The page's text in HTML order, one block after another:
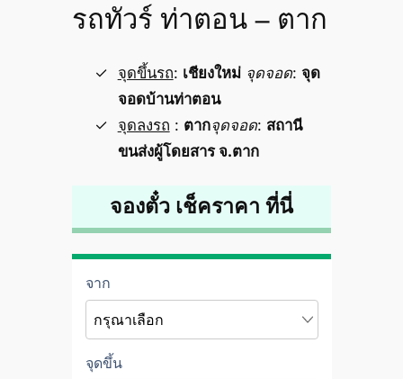
รถทัวร์ ท่าตอน – ตาก
จุดขึ้นรถ: เชียงใหม่ จุดจอด: จุด
จอดบ้านท่าตอน
จุดลงรถ : ตากจุดจอด: สถานี
ขนส่งผู้โดยสาร จ.ตาก
จองตั๋ว เช็คราคา ที่นี่